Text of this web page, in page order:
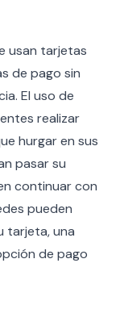
usan tarjetas
de pago sin
El uso de
realizar
hurgar en sus
pasar su
continuar con
pueden
tarjeta, una
de pago